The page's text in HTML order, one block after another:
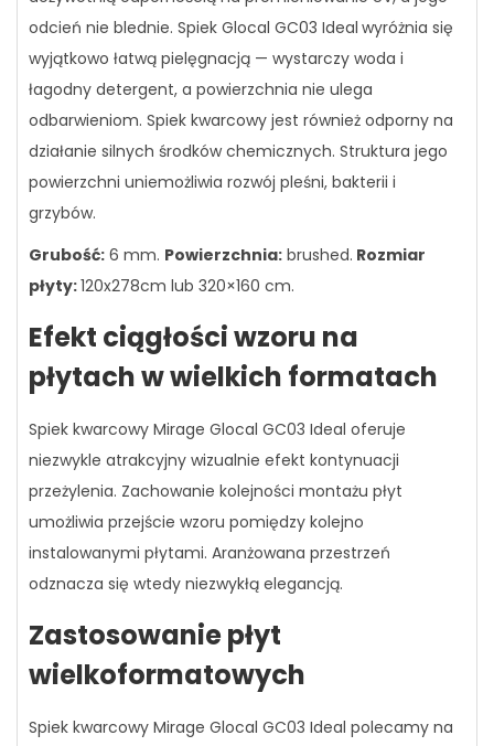
odcień nie blednie. Spiek Glocal GC03 Ideal wyróżnia się
wyjątkowo łatwą pielęgnacją — wystarczy woda i
łagodny detergent, a powierzchnia nie ulega
odbarwieniom. Spiek kwarcowy jest również odporny na
działanie silnych środków chemicznych. Struktura jego
powierzchni uniemożliwia rozwój pleśni, bakterii i
grzybów.
Grubość: 6 mm. Powierzchnia: brushed. Rozmiar
płyty:120x278cm lub 320×160 cm.
Efekt ciągłości wzoru na
płytach w wielkich formatach
Spiek kwarcowy Mirage Glocal GC03 Ideal oferuje
niezwykle atrakcyjny wizualnie efekt kontynuacji
przeżylenia. Zachowanie kolejności montażu płyt
umożliwia przejście wzoru pomiędzy kolejno
instalowanymi płytami. Aranżowana przestrzeń
odznacza się wtedy niezwykłą elegancją.
Zastosowanie płyt
wielkoformatowych
Spiek kwarcowy Mirage Glocal GC03 Ideal polecamy na